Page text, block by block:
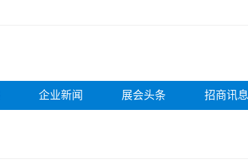
企业新闻 展会头条 招商讯息